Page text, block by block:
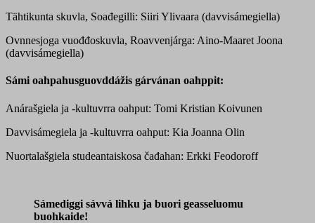
Tähtikunta skuvla, Soađegilli: Siiri Ylivaara (davvisámegiella)
Ovnnesjoga vuođđoskuvla, Roavvenjárga: Aino-Maaret Joona
(davvisámegiella)
Sámi oahpahusguovddážis gárvánan oahppit:
Anárašgiela ja -kultuvrra oahput: Tomi Kristian Koivunen
Davvisámegiela ja -kultuvrra oahput: Kia Joanna Olin
Nuortalašgiela studeantaiskosa čađahan: Erkki Feodoroff
Sámediggi sávvá lihku ja buori geasseluomu
buohkaide!